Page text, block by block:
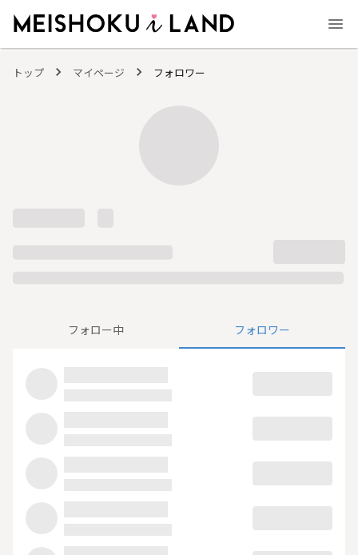
トップ マイページ フォロワー
フォロー中 フォロワー